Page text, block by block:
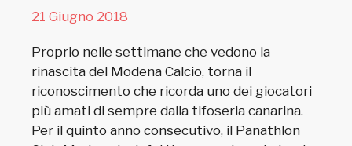
21 Giugno 2018
Proprio nelle settimane che vedono la
rinascita del Modena Calcio, torna il
riconoscimento che ricorda uno dei giocatori
più amati di sempre dalla tifoseria canarina.
Per il quinto anno consecutivo, il Panathlon